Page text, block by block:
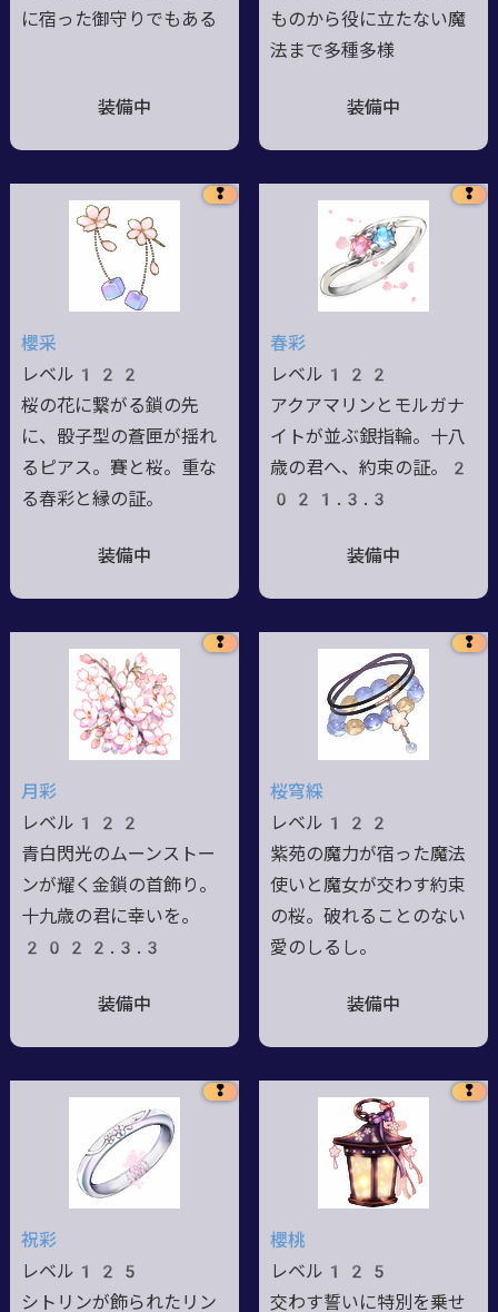
に宿った御守りでもある
装備中
ものから役に立たない魔
法まで多種多様
装備中
❢
櫻采
レベル122
桜の花に繋がる鎖の先
に、骰子型の蒼匣が揺れ
るピアス。賽と桜。重な
る春彩と縁の証。
装備中
❢
春彩
レベル122
アクアマリンとモルガナ
イトが並ぶ銀指輪。十八
歳の君へ、約束の証。2
021.3.3
装備中
❢
月彩
レベル122
青白閃光のムーンストー
ンが耀く金鎖の首飾り。
十九歳の君に幸いを。
2022.3.3
装備中
❢
桜穹綵
レベル122
紫苑の魔力が宿った魔法
使いと魔女が交わす約束
の桜。破れることのない
愛のしるし。
装備中
❢
祝彩
レベル125
シトリンが飾られたリン
❢
櫻桃
レベル125
交わす誓いに特別を乗せ